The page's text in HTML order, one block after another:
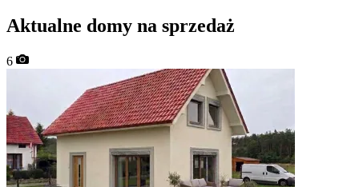
Aktualne domy na sprzedaż
6